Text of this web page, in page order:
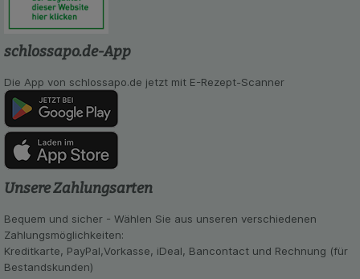
Werbung auf Drittseiten möglichst relevant für Sie
zu gestalten. Bitte beachten Sie, dass Daten
soziale Medien übertragen werden.
schlossapo.de-App
Die App von schlossapo.de jetzt mit E-Rezept-Scanner
Unsere Zahlungsarten
Bequem und sicher - Wählen Sie aus unseren verschiedenen
Zahlungsmöglichkeiten:
Kreditkarte, PayPal,Vorkasse, iDeal, Bancontact und Rechnung (für
Bestandskunden)